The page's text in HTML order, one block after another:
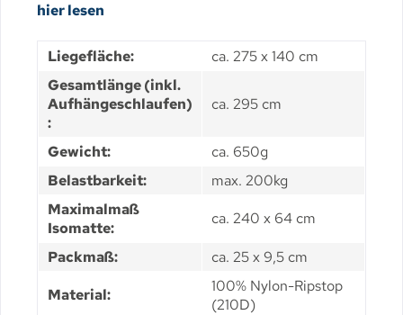
hier lesen
Liegefläche:
ca. 275 x 140 cm
Gesamtlänge (inkl.
Aufhängeschlaufen)
:
ca. 295 cm
Gewicht:
ca. 650g
Belastbarkeit:
max. 200kg
Maximalmaß
Isomatte:
ca. 240 x 64 cm
Packmaß:
ca. 25 x 9,5 cm
Material:
100% Nylon-Ripstop
(210D)